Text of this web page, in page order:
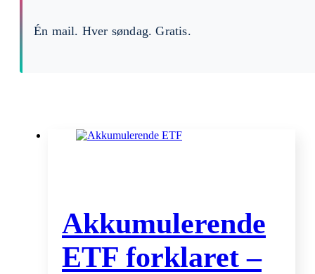
Én mail. Hver søndag. Gratis.
Akkumulerende
ETF forklaret –